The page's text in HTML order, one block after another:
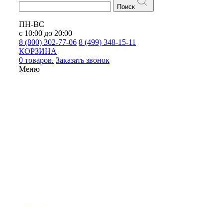
Поиск
ПН-ВС
с 10:00 до 20:00
8 (800) 302-77-06 8 (499) 348-15-11
КОРЗИНА
0 товаров. Заказать звонок
Меню